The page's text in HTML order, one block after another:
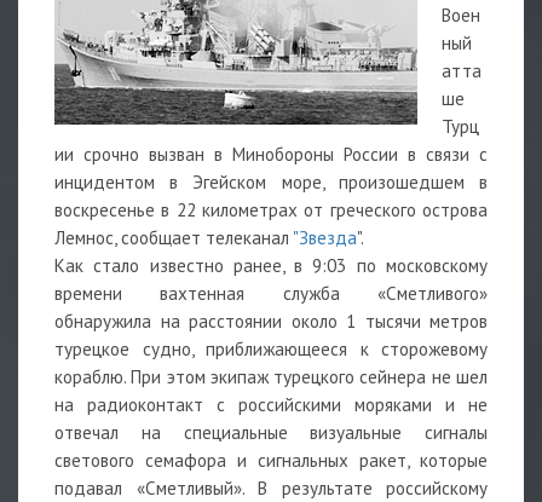
Воен
ный
атта
ше
Турц
ии срочно вызван в Минобороны России в связи с
инцидентом в Эгейском море, произошедшем в
воскресенье в 22 километрах от греческого острова
Лемнос, сообщает телеканал "Звезда".
Как стало известно ранее, в 9:03 по московскому
времени вахтенная служба «Сметливого»
обнаружила на расстоянии около 1 тысячи метров
турецкое судно, приближающееся к сторожевому
кораблю. При этом экипаж турецкого сейнера не шел
на радиоконтакт с российскими моряками и не
отвечал на специальные визуальные сигналы
светового семафора и сигнальных ракет, которые
подавал «Сметливый». В результате российскому